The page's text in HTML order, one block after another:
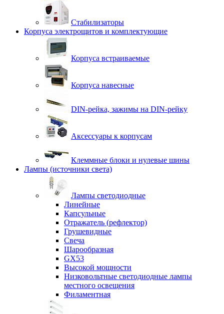
Стабилизаторы
Корпуса электрощитов и комплектующие
Корпуса встраиваемые
Корпуса навесные
DIN-рейка, зажимы на DIN-рейку
Аксессуары к корпусам
Клеммные блоки и нулевые шины
Лампы (источники света)
Лампы светодиодные
Линейные
Капсульные
Отражатель (рефлектор)
Грушевидные
Свеча
Шарообразная
GX53
Высокой мощности
Низковольтные светодиодные лампы
местного освещения
Филаментная